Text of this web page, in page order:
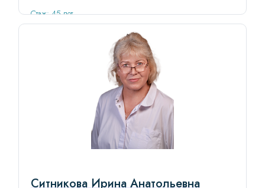
Стаж: 45 лет
Ситникова Ирина Анатольевна